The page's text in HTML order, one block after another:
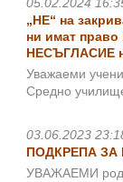
05.02.2024
„НЕ“ на
ни имат
НЕСЪГЛАСИЕ
Уважаеми
Средно
03.06.2023
ПОДКРЕПА
УВАЖАЕМИ